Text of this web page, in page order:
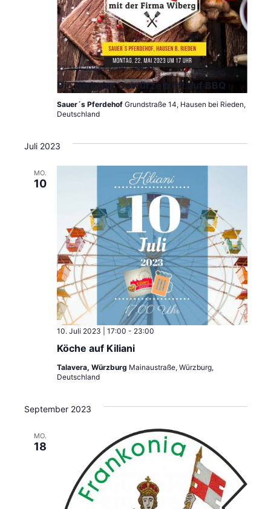
Die Welt der Gewürze trifft auf BBQ
22. Mai 2023 | 17:00-21:00
Sauer´s Pferdehof Grundstraße 14, Hausen bei Rieden,
Deutschland
Juli 2023
MO.
10
Köche auf Kiliani
10. Juli 2023 | 17:00 - 23:00
Talavera, Würzburg Mainaustraße, Würzburg,
Deutschland
September 2023
MO.
18